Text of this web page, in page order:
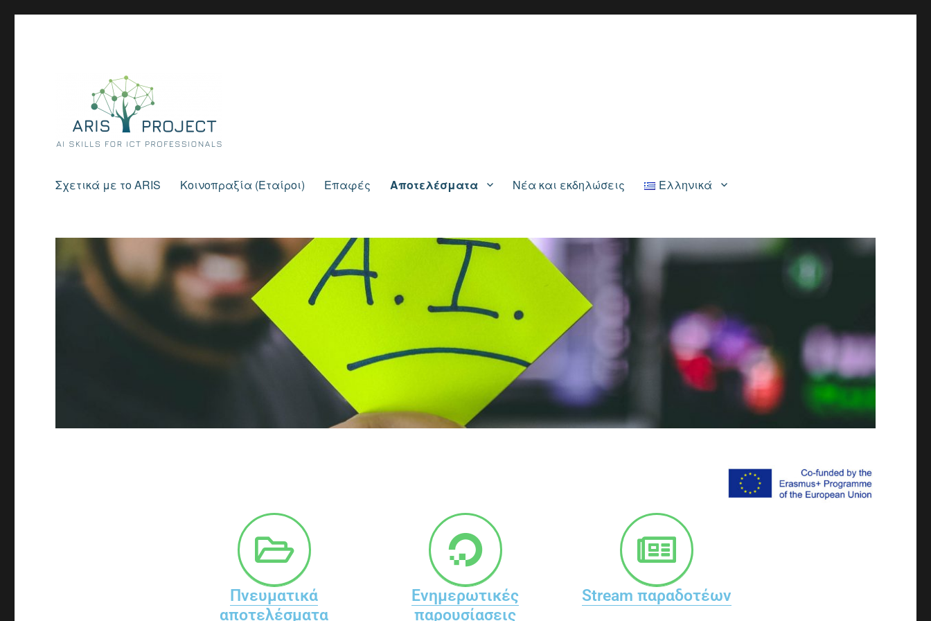
Σχετικά με το ARIS Κοινοπραξία (Εταίροι) Επαφές Αποτελέσματα Νέα και εκδηλώσεις Ελληνικά
Πνευματικά
αποτελέσματα
Ενημερωτικές
παρουσίασεις
Stream παραδοτέων